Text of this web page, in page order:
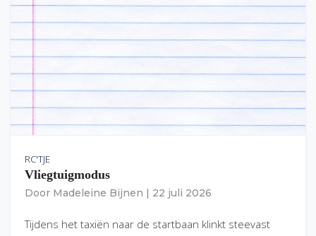
RC'TJE
Vliegtuigmodus
Door Madeleine Bijnen 22 juli 2026
Tijdens het taxiën naar de startbaan klinkt steevast